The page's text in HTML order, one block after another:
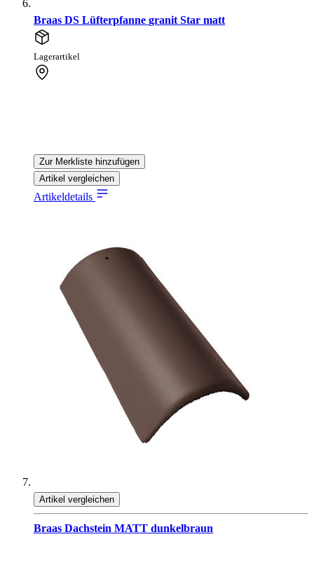
Braas DS Lüfterpfanne granit Star matt
Lagerartikel
Zur Merkliste hinzufügen
Artikel vergleichen
Artikeldetails
Artikel vergleichen
Braas Dachstein MATT dunkelbraun